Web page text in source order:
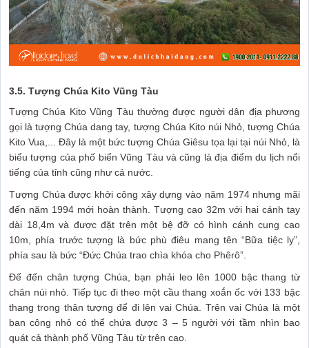
3.5. Tượng Chúa Kito Vũng Tàu
Tượng Chúa Kito Vũng Tàu thường được người dân địa phương
gọi là tượng Chúa dang tay, tượng Chúa Kito núi Nhỏ, tượng Chúa
Kito Vua,... Đây là một bức tượng Chúa Giêsu tọa lại tại núi Nhỏ, là
biểu tượng của phố biển Vũng Tàu và cũng là địa điểm du lịch nổi
tiếng của tỉnh cũng như cả nước.
Tượng Chúa được khởi công xây dựng vào năm 1974 nhưng mãi
đến năm 1994 mới hoàn thành. Tượng cao 32m với hai cánh tay
dài 18,4m và được đặt trên một bệ đỡ có hình cánh cung cao
10m, phía trước tượng là bức phù điêu mang tên “Bữa tiệc ly”,
phía sau là bức “Đức Chúa trao chìa khóa cho Phêrô”.
Đế đến chân tượng Chúa, bạn phải leo lên 1000 bậc thang từ
chân núi nhỏ. Tiếp tục đi theo một cầu thang xoắn ốc với 133 bậc
thang trong thân tượng để đi lên vai Chúa. Trên vai Chúa là một
ban công nhỏ có thể chứa được 3 – 5 người với tầm nhìn bao
quát cả thành phố Vũng Tàu từ trên cao.